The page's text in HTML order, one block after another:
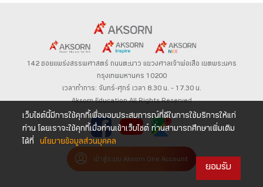
142 ซอยแพร่งสรรพศาสตร์ ถนนตะนาว แขวงศาลเจ้าพ่อเสือ เขตพระนคร
กรุงเทพมหานคร 10200
เวลาทำการ: จันทร์-ศุกร์ เวลา 8.30 น. – 17.30 น.
Aksorn Education All Rights Reserved
เข้าสู่ระบบ Aksorn One Account
เว็บไซต์นี้มีการใช้คุกกี้เพื่อมอบประสบการณ์ที่ดีในการใช้บริการให้แก่
ท่าน โดยเราจะใช้คุกกี้เมื่อท่านเข้าเว็บไซต์ ท่านสามารถศึกษาเพิ่มเติม
ได้ที่
นโยบายข้อมูลส่วนบุคคล
ยอมรับ